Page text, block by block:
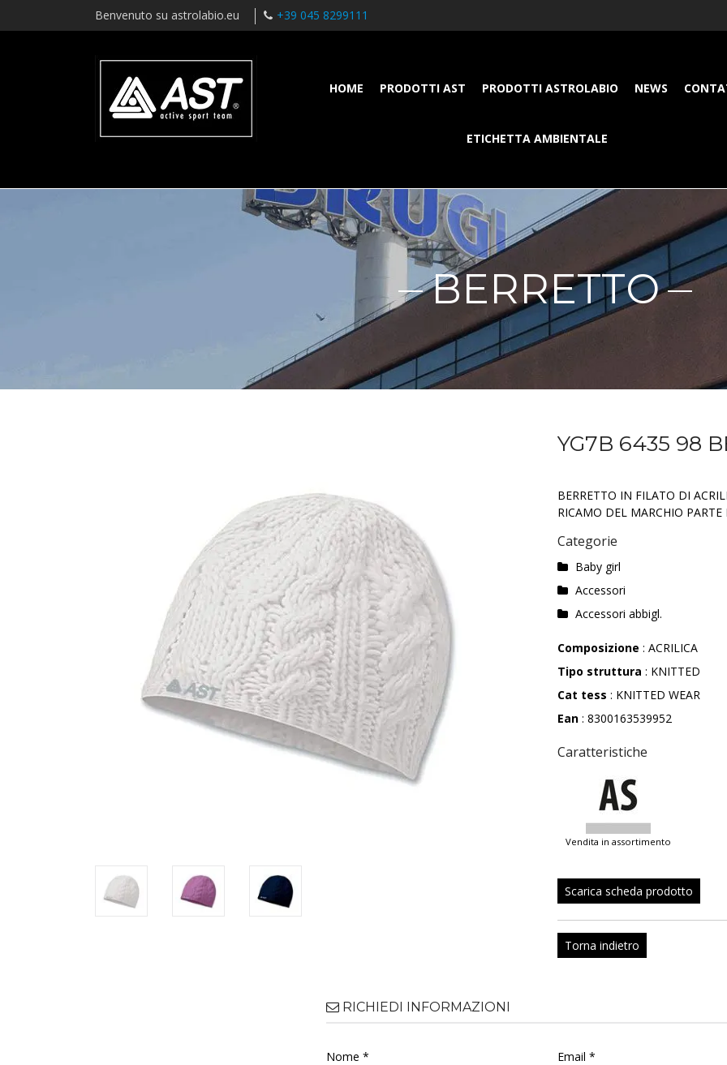
Benvenuto su astrolabio.eu +39 045 8299111
HOME PRODOTTI AST PRODOTTI ASTROLABIO NEWS
ETICHETTA AMBIENTALE
BERRETTO
YG7B 6435 98
BERRETTO IN FILATO DI
RICAMO DEL MARCHIO PARTE
Categorie
Baby girl
Accessori
Accessori abbigl.
Composizione : ACRILICA
Tipo struttura : KNITTED
Cat tess : KNITTED WEAR
Ean : 8300163539952
Caratteristiche
vendita in assortimento
Scarica scheda prodotto
Torna indietro
RICHIEDI INFORMAZIONI
Nome * Email *